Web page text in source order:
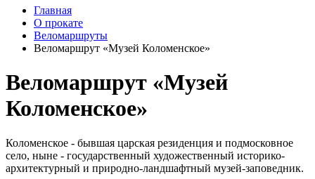
Главная
О прокате
Веломаршруты
Веломаршрут «Музей Коломенское»
Веломаршрут «Музей
Коломенское»
Коломенское - бывшая царская резиденция и подмосковное
село, ныне - государственный художественный историко-
архитектурный и природно-ландшафтный музей-заповедник.